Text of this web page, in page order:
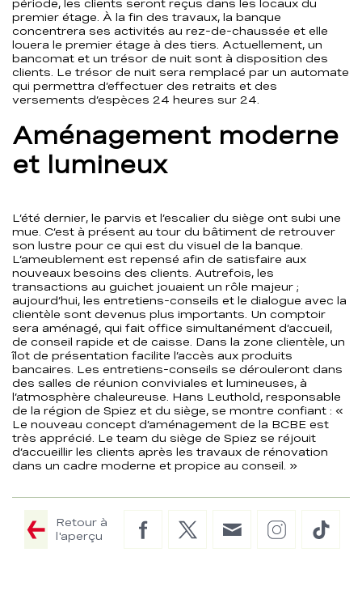
période, les clients seront reçus dans les locaux du
premier étage. À la fin des travaux, la banque
concentrera ses activités au rez-de-chaussée et elle
louera le premier étage à des tiers. Actuellement, un
bancomat et un trésor de nuit sont à disposition des
clients. Le trésor de nuit sera remplacé par un automate
qui permettra d’effectuer des retraits et des
versements d’espèces 24 heures sur 24.
Aménagement moderne
et lumineux
L’été dernier, le parvis et l’escalier du siège ont subi une
mue. C’est à présent au tour du bâtiment de retrouver
son lustre pour ce qui est du visuel de la banque.
L’ameublement est repensé afin de satisfaire aux
nouveaux besoins des clients. Autrefois, les
transactions au guichet jouaient un rôle majeur ;
aujourd’hui, les entretiens-conseils et le dialogue avec la
clientèle sont devenus plus importants. Un comptoir
sera aménagé, qui fait office simultanément d’accueil,
de conseil rapide et de caisse. Dans la zone clientèle, un
îlot de présentation facilite l’accès aux produits
bancaires. Les entretiens-conseils se dérouleront dans
des salles de réunion conviviales et lumineuses, à
l’atmosphère chaleureuse. Hans Leuthold, responsable
de la région de Spiez et du siège, se montre confiant : «
Le nouveau concept d’aménagement de la BCBE est
très apprécié. Le team du siège de Spiez se réjouit
d’accueillir les clients après les travaux de rénovation
dans un cadre moderne et propice au conseil. »
Retour à
l'aperçu
FacebookTwitter
E-
Instagram